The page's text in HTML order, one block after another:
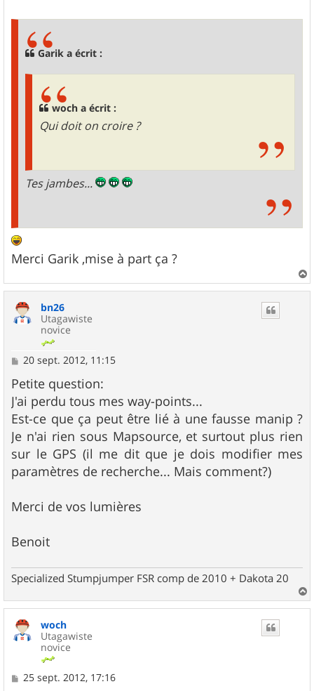
Garik a écrit :
woch a écrit :
Qui doit on croire ?
Tes jambes...
Merci Garik ,mise à part ça ?
a
bn26
Utagawiste
novice
M
s
s
a
g
e
20 sept. 2012, 11:15
Petite question:
J'ai perdu tous mes way-points...
Est-ce que ça peut être lié à une fausse manip ?
Je n'ai rien sous Mapsource, et surtout plus rien
sur le GPS (il me dit que je dois modifier mes
paramètres de recherche... Mais comment?)
Merci de vos lumières
Benoit
Specialized Stumpjumper FSR comp de 2010 + Dakota 20
a
u
woch
Utagawiste
novice
M
25 sept. 2012, 17:16